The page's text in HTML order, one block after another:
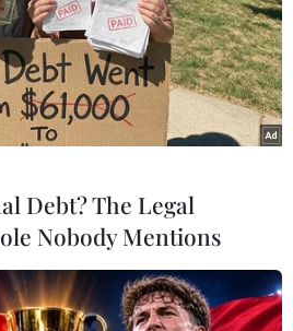
sẽ dành vị trí nào cho Müller?
(Ảnh: Imago)
Debt? The Legal
Nobody Mentions